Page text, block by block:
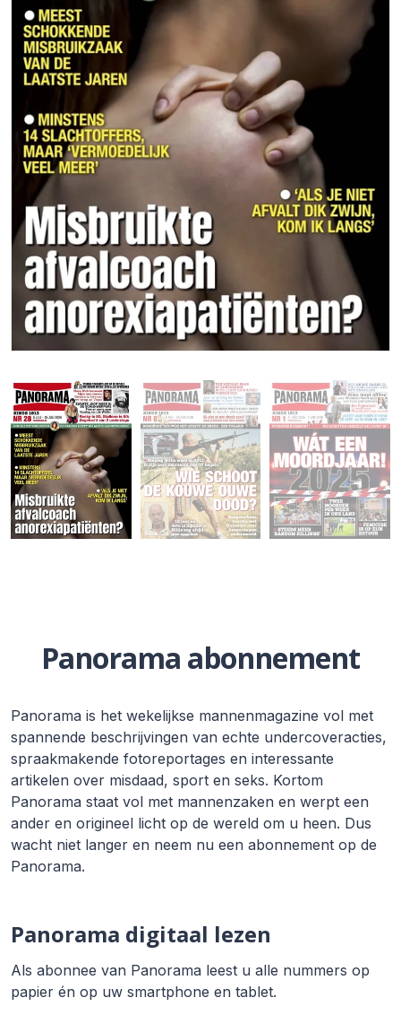
Panorama abonnement
Panorama is het wekelijkse mannenmagazine vol met
spannende beschrijvingen van echte undercoveracties,
spraakmakende fotoreportages en interessante
artikelen over misdaad, sport en seks. Kortom
Panorama staat vol met mannenzaken en werpt een
ander en origineel licht op de wereld om u heen. Dus
wacht niet langer en neem nu een abonnement op de
Panorama.
Panorama digitaal lezen
Als abonnee van Panorama leest u alle nummers op
papier én op uw smartphone en tablet.